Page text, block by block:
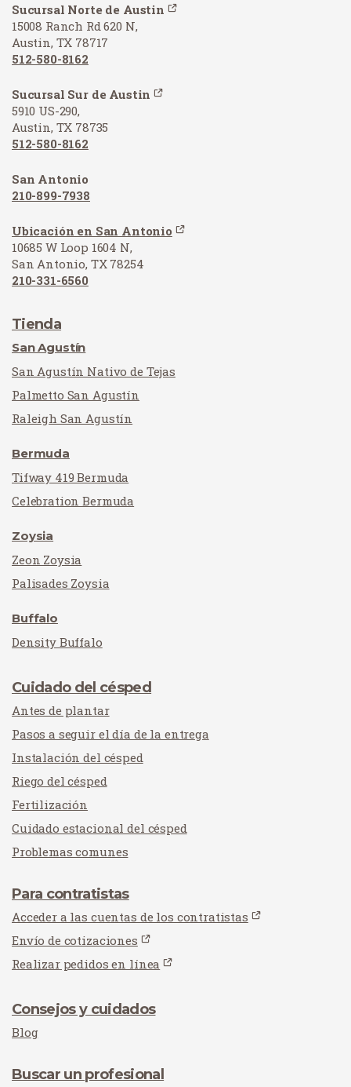
Sucursal Norte de Austin
15008 Ranch Rd 620 N,
Austin, TX 78717
512-580-8162
Sucursal Sur de Austin
5910 US-290,
Austin, TX 78735
512-580-8162
San Antonio
210-899-7938
Ubicación en San Antonio
10685 W Loop 1604 N,
San Antonio, TX 78254
210-331-6560
Tienda
San Agustín
San Agustín Nativo de Tejas
Palmetto San Agustín
Raleigh San Agustín
Bermuda
Tifway 419 Bermuda
Celebration Bermuda
Zoysia
Zeon Zoysia
Palisades Zoysia
Buffalo
Density Buffalo
Cuidado del césped
Antes de plantar
Pasos a seguir el día de la entrega
Instalación del césped
Riego del césped
Fertilización
Cuidado estacional del césped
Problemas comunes
Para contratistas
Acceder a las cuentas de los contratistas
Envío de cotizaciones
Realizar pedidos en línea
Consejos y cuidados
Blog
Buscar un profesional